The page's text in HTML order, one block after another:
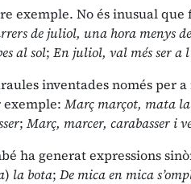
exemple. No és inusual
de juliol, una hora menys
al sol; En juliol, val més ser a
inventades només per
exemple: Març marçot, mata
; Març, marcer, carabasser i
ha generat expressions
) la bota; De mica en mica